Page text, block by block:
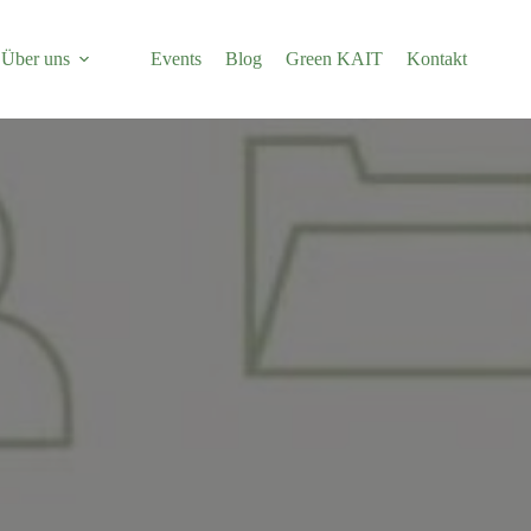
Über uns Events Blog Green KAIT Kontakt